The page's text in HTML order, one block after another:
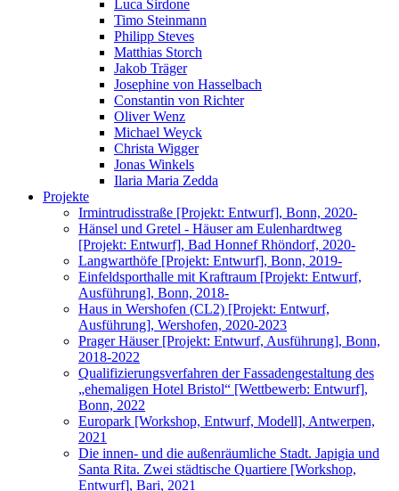
Luca Sirdone
Timo Steinmann
Philipp Steves
Matthias Storch
Jakob Träger
Josephine von Hasselbach
Constantin von Richter
Oliver Wenz
Michael Weyck
Christa Wigger
Jonas Winkels
Ilaria Maria Zedda
Projekte
Irmintrudisstraße [Projekt: Entwurf], Bonn, 2020-
Hänsel und Gretel - Häuser am Eulenhardtweg
[Projekt: Entwurf], Bad Honnef Rhöndorf, 2020-
Langwarthöfe [Projekt: Entwurf], Bonn, 2019-
Einfeldsporthalle mit Kraftraum [Projekt: Entwurf,
Ausführung], Bonn, 2018-
Haus in Wershofen (CL2) [Projekt: Entwurf,
Ausführung], Wershofen, 2020-2023
Prager Häuser [Projekt: Entwurf, Ausführung], Bonn,
2018-2022
Qualifizierungsverfahren der Fassadengestaltung des
„ehemaligen Hotel Bristol“ [Wettbewerb: Entwurf],
Bonn, 2022
Europark [Workshop, Entwurf, Modell], Antwerpen,
2021
Die innen- und die außenräumliche Stadt. Japigia und
Santa Rita. Zwei städtische Quartiere [Workshop,
Entwurf], Bari, 2021